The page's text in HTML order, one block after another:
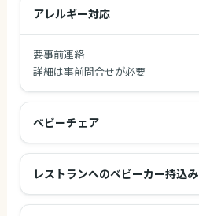
アレルギー対応
要事前連絡
詳細は事前問合せが必要
ベビーチェア
レストランへのベビーカー持込み